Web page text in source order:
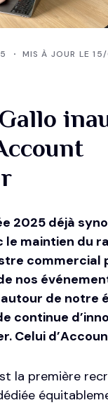
MIS À JOUR LE
2025 déjà
maintien du
commercial
nos
de notre
continue
Celui
la première